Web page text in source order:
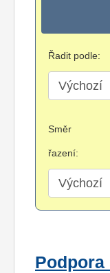
Řadit podle:
Směr
řazení: